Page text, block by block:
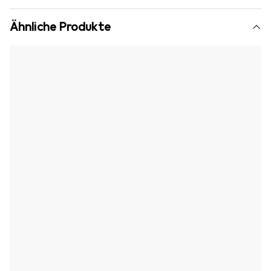
Ähnliche Produkte